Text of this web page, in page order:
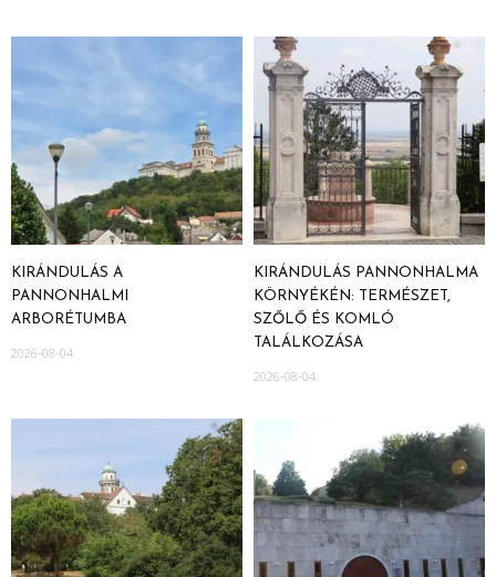
KIRÁNDULÁS A
PANNONHALMI
ARBORÉTUMBA
2026-08-04
KIRÁNDULÁS PANNONHALMA
KÖRNYÉKÉN: TERMÉSZET,
SZŐLŐ ÉS KOMLÓ
TALÁLKOZÁSA
2026-08-04